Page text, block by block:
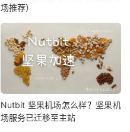
场推荐）
Nutbit 坚果机场怎么样？坚果机
场服务已迁移至主站